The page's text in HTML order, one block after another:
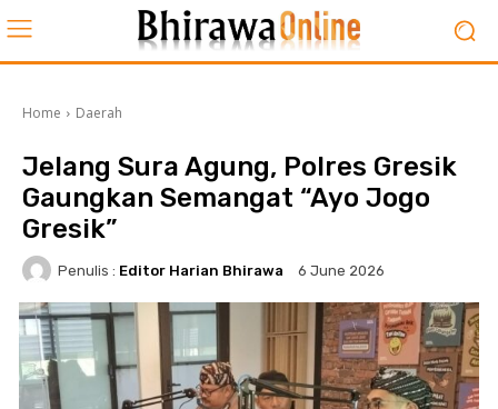
Home Daerah
Jelang Sura Agung, Polres Gresik
Gaungkan Semangat “Ayo Jogo
Gresik”
Penulis : Editor Harian Bhirawa 6 June 2026